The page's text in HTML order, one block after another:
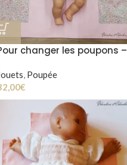
changer les poupons –
, Poupée
€